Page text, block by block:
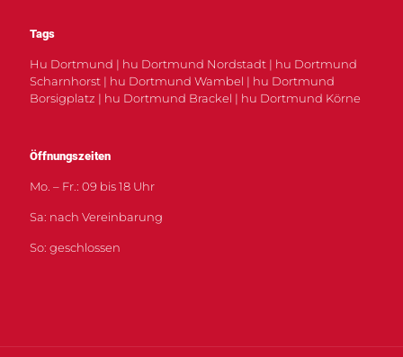
Tags
Hu Dortmund | hu Dortmund Nordstadt | hu Dortmund
Scharnhorst | hu Dortmund Wambel | hu Dortmund
Borsigplatz | hu Dortmund Brackel | hu Dortmund Körne
Öffnungszeiten
Mo. – Fr.: 09 bis 18 Uhr
Sa: nach Vereinbarung
So: geschlossen